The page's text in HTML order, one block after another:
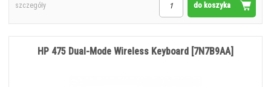
do koszyka
szczegóły
HP 475 Dual-Mode Wireless Keyboard [7N7B9AA]